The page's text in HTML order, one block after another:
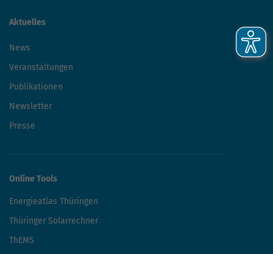
Aktuelles
News
Veranstaltungen
Publikationen
Newsletter
Presse
Online Tools
Energieatlas Thüringen
Thüringer Solarrechner
ThEMS